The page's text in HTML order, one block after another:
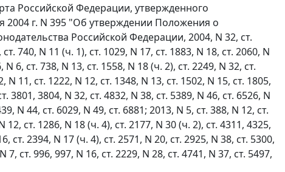
Российской Федерации, утвержденного
2004 г. N 395 "Об утверждении Положения о
Российской Федерации, 2004, N 32, ст.
740, N 11 (ч. 1), ст. 1029, N 17, ст. 1883, N 18, ст. 2060, N
6, ст. 738, N 13, ст. 1558, N 18 (ч. 2), ст. 2249, N 32, ст.
11, ст. 1222, N 12, ст. 1348, N 13, ст. 1502, N 15, ст. 1805,
3801, 3804, N 32, ст. 4832, N 38, ст. 5389, N 46, ст. 6526, N
N 44, ст. 6029, N 49, ст. 6881; 2013, N 5, ст. 388, N 12, ст.
ст. 1286, N 18 (ч. 4), ст. 2177, N 30 (ч. 2), ст. 4311, 4325,
ст. 2394, N 17 (ч. 4), ст. 2571, N 20, ст. 2925, N 38, ст. 5300,
ст. 996, 997, N 16, ст. 2229, N 28, ст. 4741, N 37, ст. 5497,